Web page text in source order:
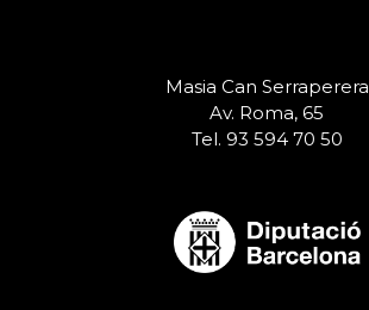
Masia Can Serraperera
Av. Roma, 65
Tel. 93 594 70 50